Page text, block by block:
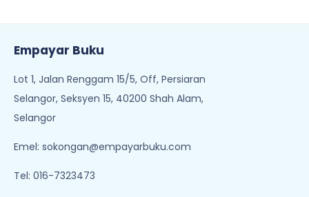
Empayar Buku
Lot 1, Jalan Renggam 15/5, Off, Persiaran
Selangor, Seksyen 15, 40200 Shah Alam,
Selangor
Emel: sokongan@empayarbuku.com
Tel: 016-7323473